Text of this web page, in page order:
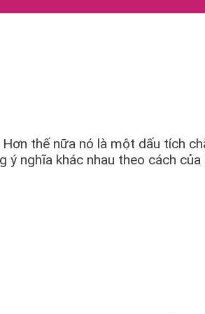
thế nữa nó là một dấu tích
nghĩa khác nhau theo cách của